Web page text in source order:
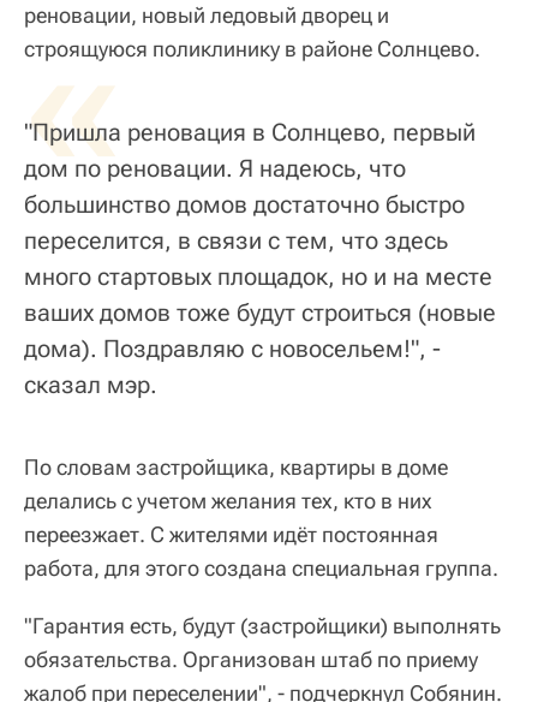
реновации, новый ледовый дворец и
строящуюся поликлинику в районе Солнцево.
«
"Пришла реновация в Солнцево, первый
дом по реновации. Я надеюсь, что
большинство домов достаточно быстро
переселится, в связи с тем, что здесь
много стартовых площадок, но и на месте
ваших домов тоже будут строиться (новые
дома). Поздравляю с новосельем!", -
сказал мэр.
По словам застройщика, квартиры в доме
делались с учетом желания тех, кто в них
переезжает. С жителями идёт постоянная
работа, для этого создана специальная группа.
"Гарантия есть, будут (застройщики) выполнять
обязательства. Организован штаб по приему
жалоб при переселении", - подчеркнул Собянин.